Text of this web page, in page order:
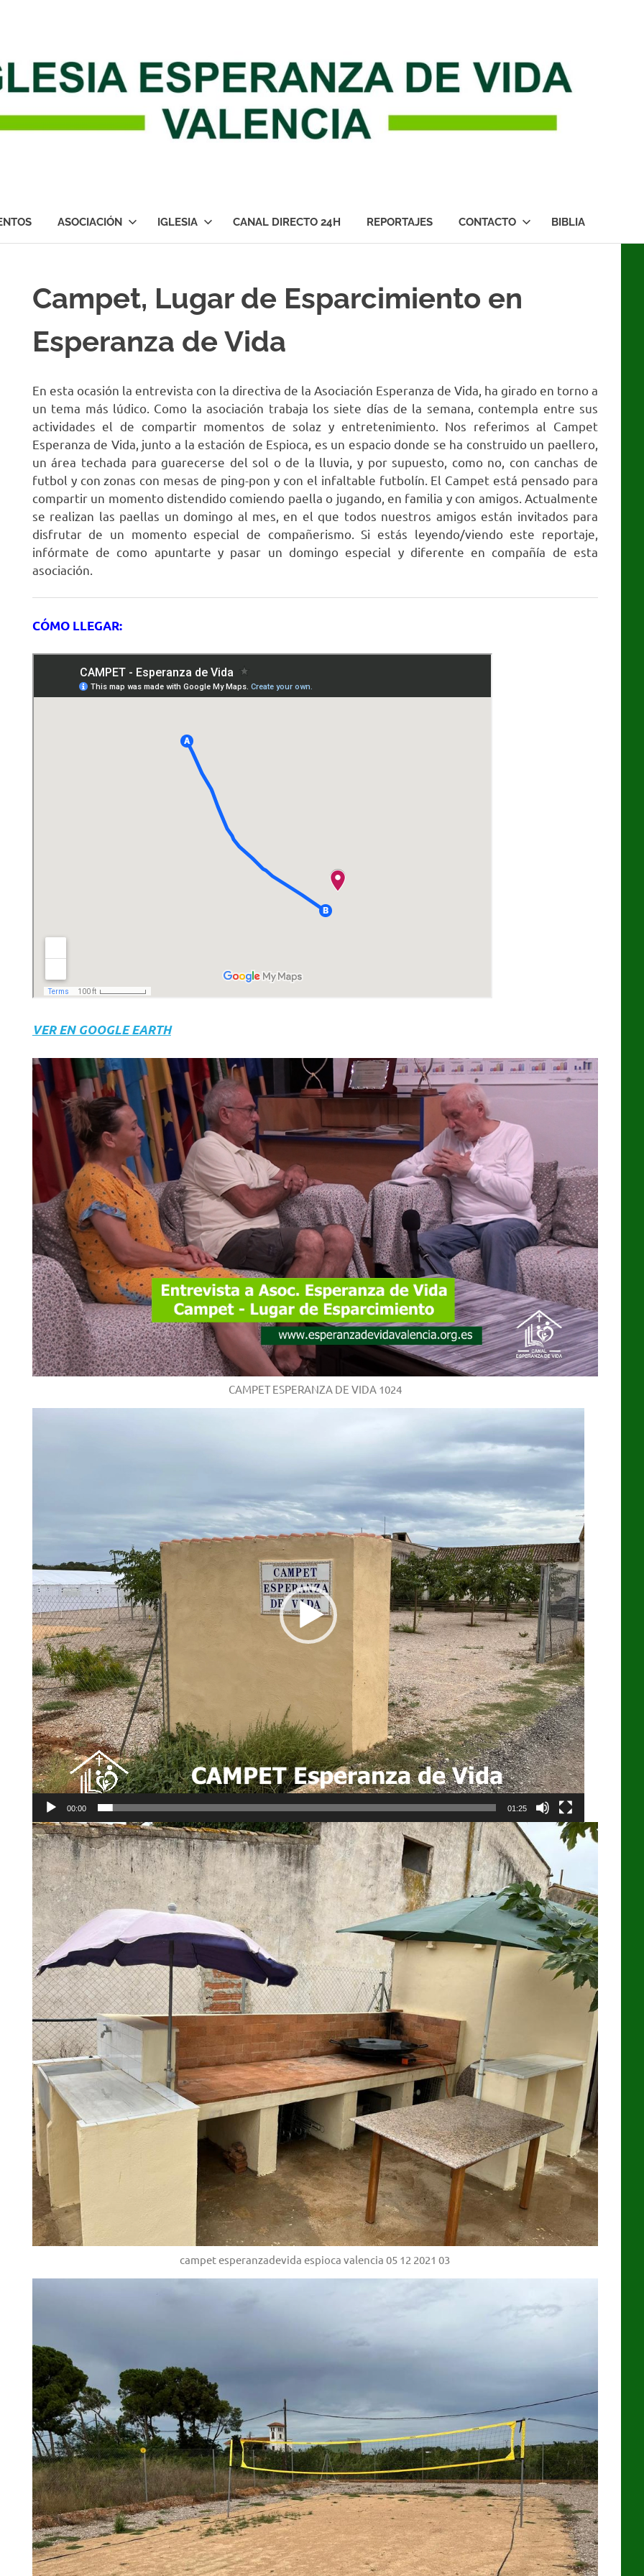
ASOCIACIÓN IGLESIA CANAL DIRECTO 24H REPORTAJES CONTACTO BIBLIA
Campet, Lugar de Esparcimiento en
Esperanza de Vida
En esta ocasión la entrevista con la directiva de la Asociación Esperanza de Vida, ha girado en torno a
un tema más lúdico. Como la asociación trabaja los siete días de la semana, contempla entre sus
actividades el de compartir momentos de solaz y entretenimiento. Nos referimos al Campet
Esperanza de Vida, junto a la estación de Espioca, es un espacio donde se ha construido un paellero,
un área techada para guarecerse del sol o de la lluvia, y por supuesto, como no, con canchas de
futbol y con zonas con mesas de ping-pon y con el infaltable futbolín. El Campet está pensado para
compartir un momento distendido comiendo paella o jugando, en familia y con amigos. Actualmente
se realizan las paellas un domingo al mes, en el que todos nuestros amigos están invitados para
disfrutar de un momento especial de compañerismo. Si estás leyendo/viendo este reportaje,
infórmate de como apuntarte y pasar un domingo especial y diferente en compañía de esta
asociación.
CÓMO LLEGAR:
VER EN GOOGLE EARTH
CAMPET ESPERANZA DE VIDA 1024
00:00 01:25
campet esperanzadevida espioca valencia 05 12 2021 03